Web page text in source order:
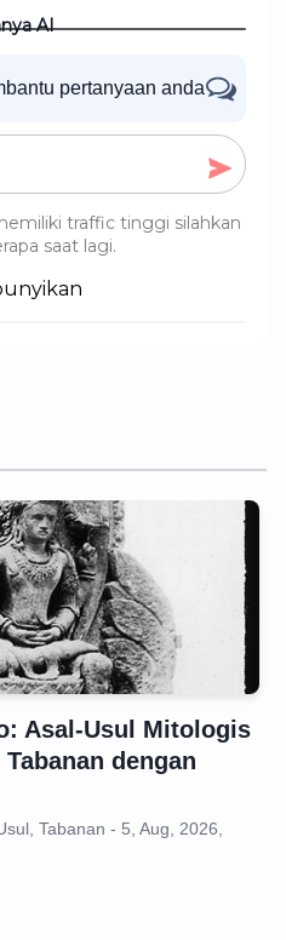
AI
pertanyaan anda
traffic tinggi silahkan
saat lagi.
Asal-Usul Mitologis
dengan
Tabanan - 5, Aug, 2026,